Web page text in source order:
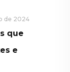
de 2024
que
e